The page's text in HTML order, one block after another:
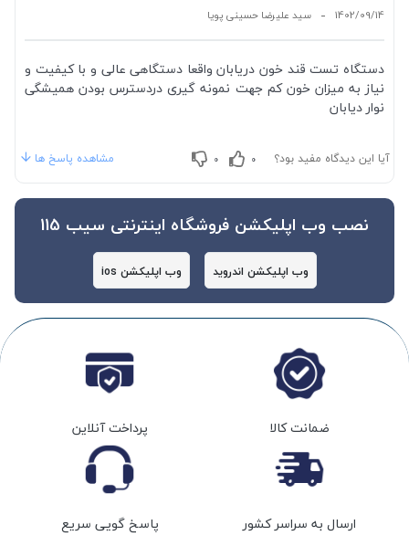
1402/09/14
- سید علیرضا حسینی پویا
دستگاه تست قند خون دریابان واقعا دستگاهی عالی و با کیفیت و
نیاز به میزان خون کم جهت نمونه گیری دردسترس بودن همیشگی
نوار دیابان
آیا این دیدگاه مفید بود؟ 0
0 مشاهده پاسخ ها
نصب وب اپلیکشن فروشگاه اینترنتی سیب 115
وب اپلیکشن اندروید وب اپلیکشن ios
ضمانت کالا پرداخت آنلاین
ارسال به سراسر کشور پاسخ گویی سریع